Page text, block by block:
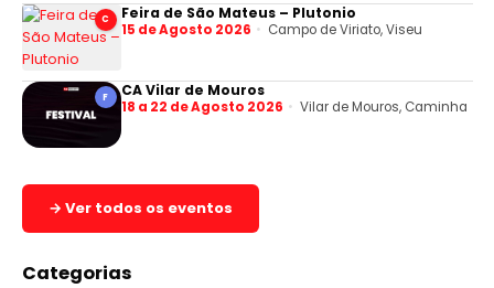
C Feira de São Mateus – Plutonio
15 de Agosto 2026 Campo de Viriato, Viseu
F CA Vilar de Mouros
18 a 22 de Agosto 2026 Vilar de Mouros, Caminha
→ Ver todos os eventos
Categorias